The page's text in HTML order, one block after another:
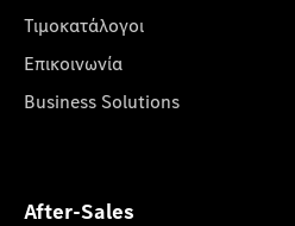
Τιμοκατάλογοι
Επικοινωνία
Business Solutions
After-Sales